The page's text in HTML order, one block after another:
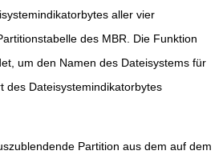
aller vier
des MBR. Die Funktion
um den Namen des Dateisystems für
des Dateisystemindikatorbytes
Partition aus dem auf dem